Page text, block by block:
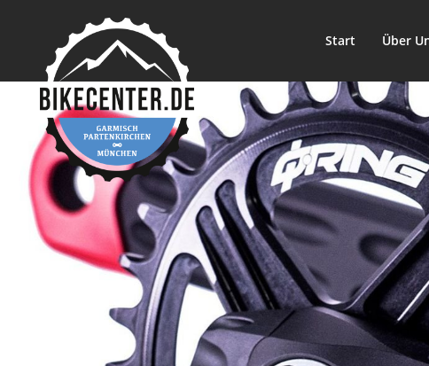
Start Über